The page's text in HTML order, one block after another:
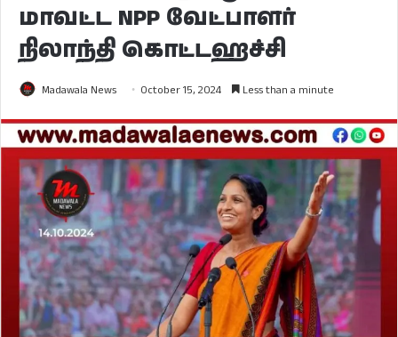
மாவட்ட NPP வேட்பாளர்
நிலாந்தி கொட்டஹச்சி
Madawala News October 15, 2024 Less than a minute